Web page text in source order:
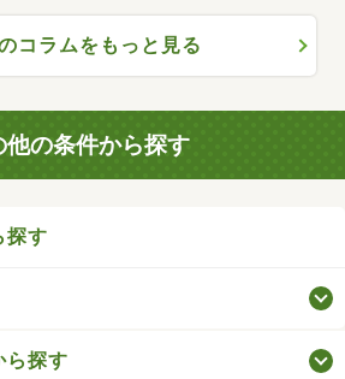
コラムをもっと見る
他の条件から探す
探す
ら探す